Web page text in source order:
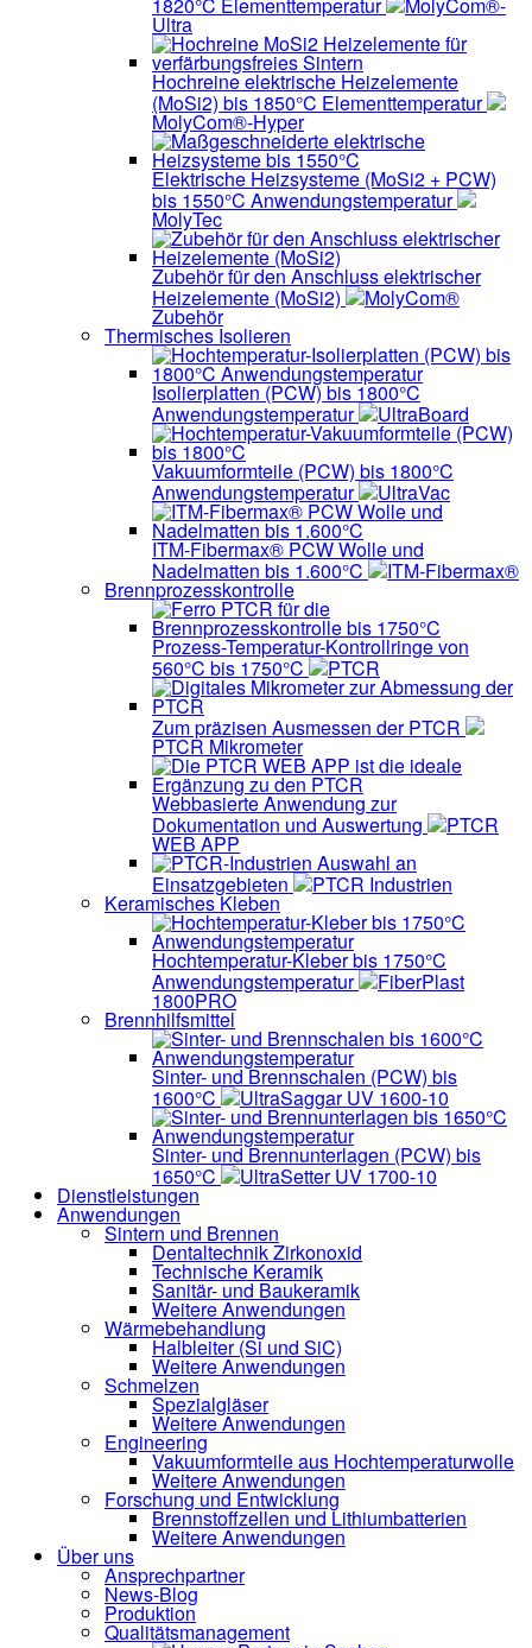
1820°C Elementtemperatur MolyCom®-
Ultra
Hochreine elektrische Heizelemente
(MoSi2) bis 1850°C Elementtemperatur
MolyCom®-Hyper
Elektrische Heizsysteme (MoSi2 + PCW)
bis 1550°C Anwendungstemperatur
MolyTec
Zubehör für den Anschluss elektrischer
Heizelemente (MoSi2) MolyCom®
Zubehör
Thermisches Isolieren
Isolierplatten (PCW) bis 1800°C
Anwendungstemperatur UltraBoard
Vakuumformteile (PCW) bis 1800°C
Anwendungstemperatur UltraVac
ITM-Fibermax® PCW Wolle und
Nadelmatten bis 1.600°C ITM-Fibermax®
Brennprozesskontrolle
Prozess-Temperatur-Kontrollringe von
560°C bis 1750°C PTCR
Zum präzisen Ausmessen der PTCR
PTCR Mikrometer
Webbasierte Anwendung zur
Dokumentation und Auswertung PTCR
WEB APP
Auswahl an
Einsatzgebieten PTCR Industrien
Keramisches Kleben
Hochtemperatur-Kleber bis 1750°C
Anwendungstemperatur FiberPlast
1800PRO
Brennhilfsmittel
Sinter- und Brennschalen (PCW) bis
1600°C UltraSaggar UV 1600-10
Sinter- und Brennunterlagen (PCW) bis
1650°C UltraSetter UV 1700-10
Dienstleistungen
Anwendungen
Sintern und Brennen
DentaltechnikZirkonoxid
Technische Keramik
Sanitär- und Baukeramik
Weitere Anwendungen
Wärmebehandlung
Halbleiter(Si und SiC)
Weitere Anwendungen
Schmelzen
Spezialgläser
Weitere Anwendungen
Engineering
Vakuumformteile aus Hochtemperaturwolle
Weitere Anwendungen
Forschung und Entwicklung
Brennstoffzellen und Lithiumbatterien
Weitere Anwendungen
Über uns
Ansprechpartner
News-Blog
Produktion
Qualitätsmanagement